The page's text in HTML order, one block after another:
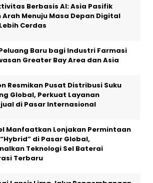
Berbasis AI: Asia Pasifik
Arah Menuju Masa Depan Digital
Cerdas
Baru bagi Industri Farmasi
Greater Bay Area dan Asia
Resmikan Pusat Distribusi Suku
Global, Perkuat Layanan
di Pasar Internasional
Manfaatkan Lonjakan Permintaan
di Pasar Global,
Teknologi Sel Baterai
Terbaru